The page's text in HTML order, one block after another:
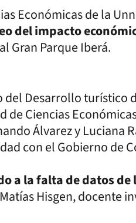
Económicas de la
del impacto
Gran Parque Iberá.
Desarrollo turístico
de Ciencias
Álvarez y Luciana
con el Gobierno de
a la falta de datos
Hisgen, docente